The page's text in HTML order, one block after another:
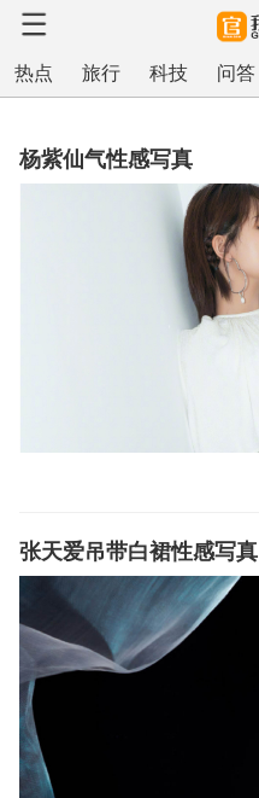
热点 旅行 科技 问答
杨紫仙气性感写真
张天爱吊带白裙性感写真